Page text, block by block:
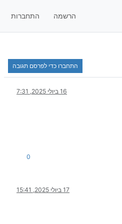
הרשמה התחברות
התחברו כדי לפרסם תגובה
16 ביולי 2025, 7:31
0
17 ביולי 2025, 15:41